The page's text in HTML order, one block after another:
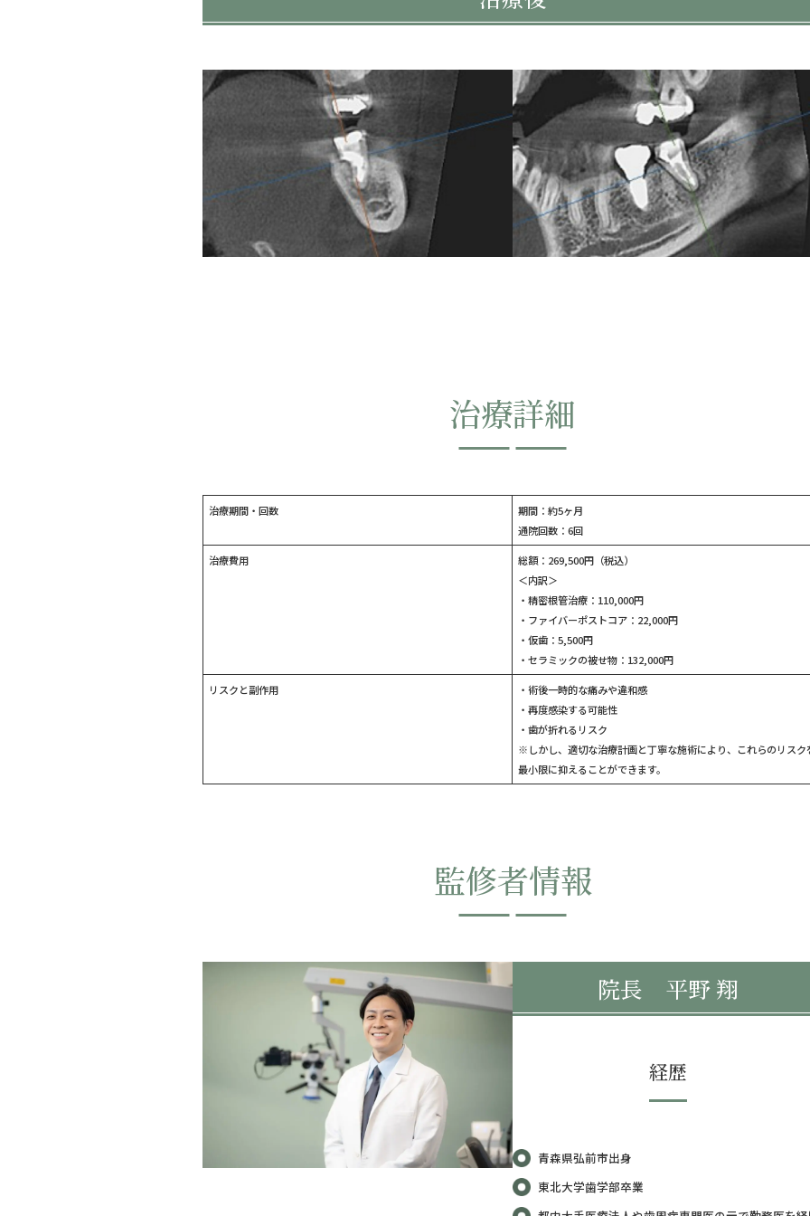
治療詳細
治療期間・回数
期間：約5ヶ月
通院回数：6回
治療費用
総額：269,500円（税込）
＜内訳＞
・精密根管治療：110,000円
・ファイバーポストコア：22,000円
・仮歯：5,500円
・セラミックの被せ物：132,000円
リスクと副作用
・術後一時的な痛みや違和感
・再度感染する可能性
・歯が折れるリスク
※しかし、適切な治療計画と丁寧な施術により、これらのリスク
最小限に抑えることができます。
監修者情報
院長 平野 翔
経歴
青森県弘前市出身
東北大学歯学部卒業